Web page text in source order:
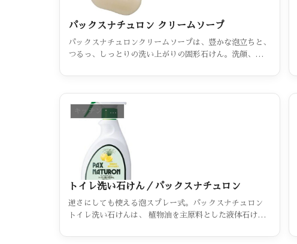
パックスナチュロン クリームソープ
パックスナチュロンクリームソープは、豊かな泡立ちと、
つるっ、しっとりの洗い上がりの固形石けん。洗顔、浴用
キッチン・おそうじ・お洗濯（カテゴリー一覧）
トイレ洗い石けん／パックスナチュロン
逆さにしても使える泡スプレー式。パックスナチュロン
トイレ洗い石けんは、 植物油を主原料とした液体石けん